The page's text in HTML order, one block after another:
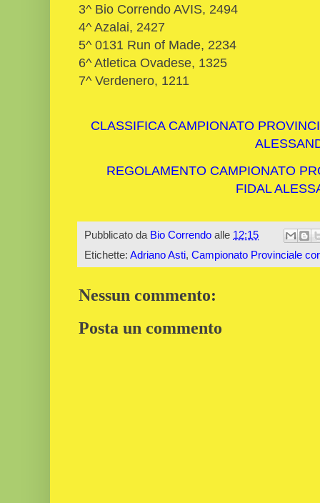
3^ Bio Correndo AVIS, 2494
4^ Azalai, 2427
5^ 0131 Run of Made, 2234
6^ Atletica Ovadese, 1325
7^ Verdenero, 1211
CLASSIFICA CAMPIONATO
REGOLAMENTO CAMPIONATO
FIDAL
Pubblicato da Bio Correndo alle 12:15
Etichette: Adriano Asti, Campionato Provinciale
Nessun commento:
Posta un commento